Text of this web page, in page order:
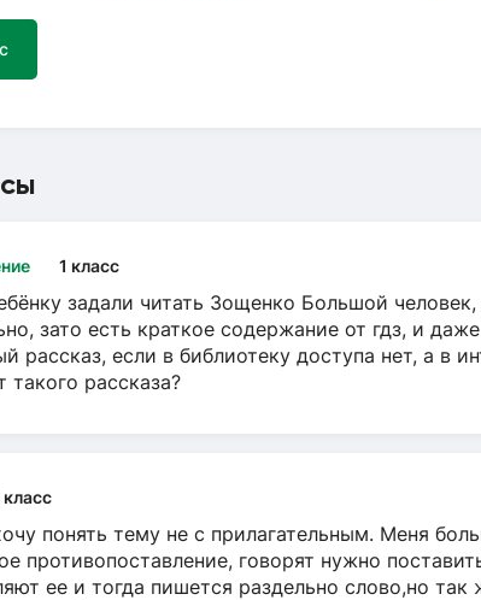
1 класс
задали читать Зощенко Большой
зато есть краткое содержание от гдз, и
рассказ, если в библиотеку доступа нет, а в
такого рассказа?
класс
понять тему не с прилагательным. Меня
противопоставление, говорят нужно
ее и тогда пишется раздельно слово,но так